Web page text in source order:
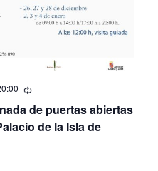
de puertas abiertas
de la Isla de